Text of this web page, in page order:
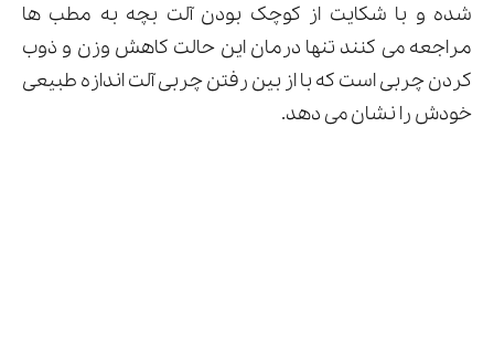
شده و با شکایت از کوچک بودن آلت بچه به مطب ها
مراجعه می کنند تنها درمان این حالت کاهش وزن و ذوب
کردن چربی است که با از بین رفتن چربی آلت اندازه طبیعی
خودش را نشان می دهد.